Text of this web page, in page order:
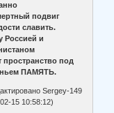
подвиг
славить.
Россией и
пространство под
ПАМЯТЬ.
Sergey-149
15 10:58:12)